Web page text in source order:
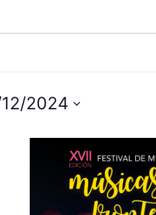
2024